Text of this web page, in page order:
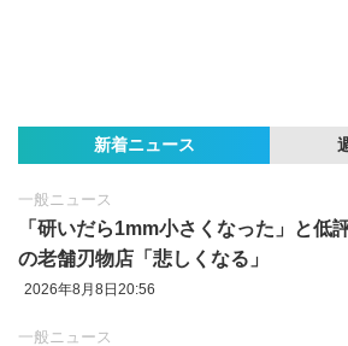
新着ニュース
一般ニュース
「研いだら1mm小さくなった」と低
の老舗刃物店「悲しくなる」
2026年8月8日20:56
一般ニュース